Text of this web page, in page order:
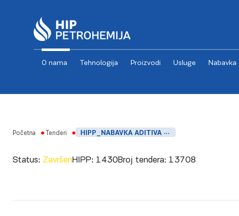
O nama Tehnologija Proizvodi Usluge Nabavka
Početna Tenderi HIPP_NABAVKA ADITIVA 1076 ZA POSTROJENJE PEVG
Status: ZavršenHIPP: 1430Broj tendera: 13708